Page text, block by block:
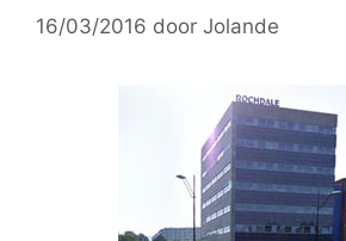
16/03/2016 door Jolande